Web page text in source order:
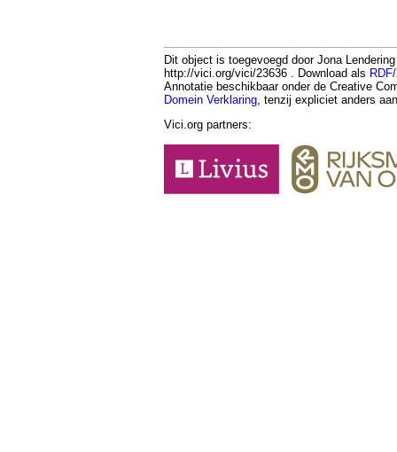
Dit object is toegevoegd door Jona
http://vici.org/vici/23636 . Download als
Annotatie beschikbaar onder de Creative
Domein Verklaring, tenzij expliciet anders
Vici.org partners: